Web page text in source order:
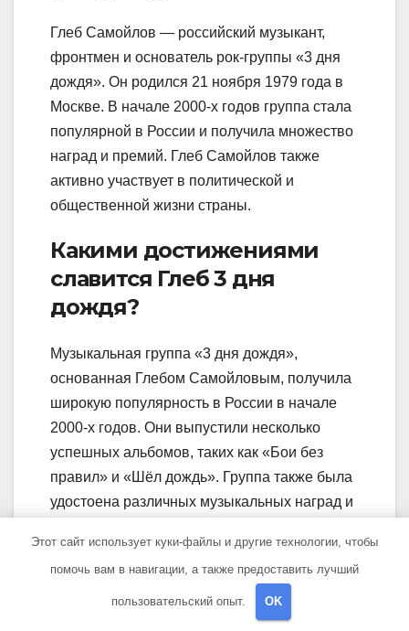
Глеб Самойлов — российский музыкант,
фронтмен и основатель рок-группы «3 дня
дождя». Он родился 21 ноября 1979 года в
Москве. В начале 2000-х годов группа стала
популярной в России и получила множество
наград и премий. Глеб Самойлов также
активно участвует в политической и
общественной жизни страны.
Какими достижениями
славится Глеб 3 дня
дождя?
Музыкальная группа «3 дня дождя»,
основанная Глебом Самойловым, получила
широкую популярность в России в начале
2000-х годов. Они выпустили несколько
успешных альбомов, таких как «Бои без
правил» и «Шёл дождь». Группа также была
удостоена различных музыкальных наград и
Самойлов также активно участвует в
политической и общественной жизни
страны, выступая с социальной и
Этот сайт использует куки-файлы и другие технологии, чтобы
помочь вам в навигации, а также предоставить лучший
пользовательский опыт. OK